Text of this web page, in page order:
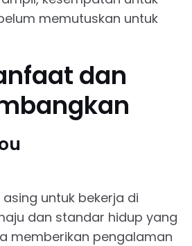
memutuskan untuk
dan
untuk bekerja di
dan standar hidup yang
memberikan pengalaman